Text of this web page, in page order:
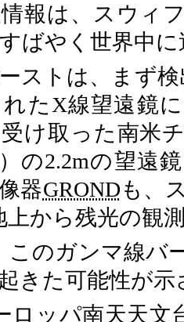
報は、スウィ
ばやく世界中
ストは、まず
たX線望遠鏡
け取った南米
）の2.2mの望遠
器GRONDも、
上から残光の観
このガンマ線バ
きた可能性が示
ロッパ南天天文